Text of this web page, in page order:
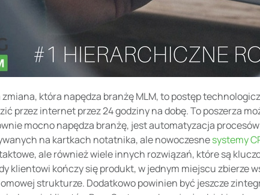
która napędza branżę MLM, to postęp
przez internet przez 24 godziny na dobę. To poszerza
mocno napędza branżę, jest automatyzacja
na kartkach notatnika, ale nowoczesnesystemy
ale również wiele innych rozwiązań, które są
klientowi kończy się produkt, w jednym miejscu zbierze
strukturze. Dodatkowo powinien być jeszcze